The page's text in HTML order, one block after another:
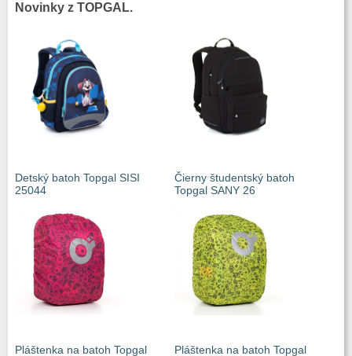
Novinky z TOPGAL.
Detský batoh Topgal SISI
25044
Čierny študentský batoh
Topgal SANY 26
Pláštenka na batoh Topgal
Pláštenka na batoh Topgal